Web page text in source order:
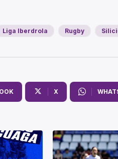
Liga Iberdrola Rugby
X